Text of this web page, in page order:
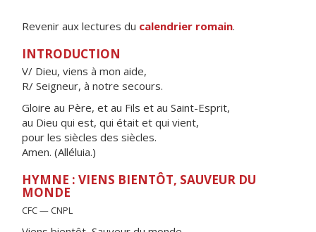
Revenir aux lectures du calendrier romain.
INTRODUCTION
V/ Dieu, viens à mon aide,
R/ Seigneur, à notre secours.
Gloire au Père, et au Fils et au Saint-Esprit,
au Dieu qui est, qui était et qui vient,
pour les siècles des siècles.
Amen. (Alléluia.)
HYMNE : VIENS BIENTÔT, SAUVEUR DU
MONDE
CFC — CNPL